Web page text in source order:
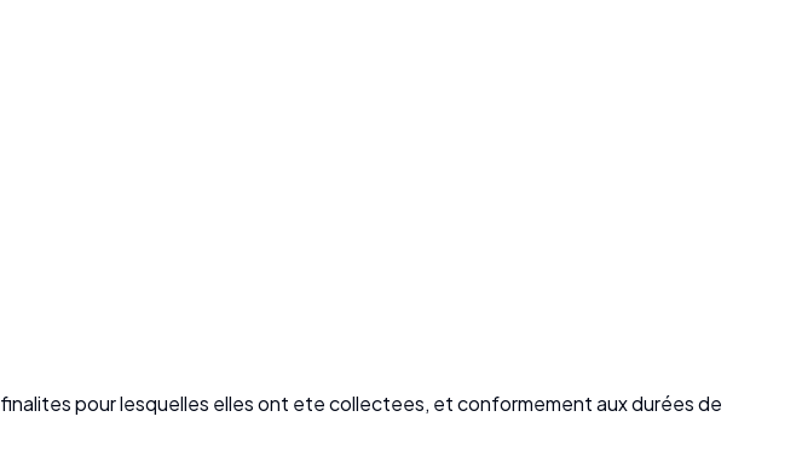
pour lesquelles elles ont ete collectees, et conformement aux durées de